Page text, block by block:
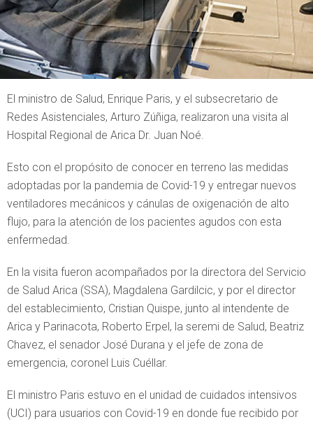
El ministro de Salud, Enrique Paris, y el subsecretario de
Redes Asistenciales, Arturo Zúñiga, realizaron una visita al
Hospital Regional de Arica Dr. Juan Noé.
Esto con el propósito de conocer en terreno las medidas
adoptadas por la pandemia de Covid-19 y entregar nuevos
ventiladores mecánicos y cánulas de oxigenación de alto
flujo, para la atención de los pacientes agudos con esta
enfermedad.
En la visita fueron acompañados por la directora del Servicio
de Salud Arica (SSA), Magdalena Gardilcic, y por el director
del establecimiento, Cristian Quispe, junto al intendente de
Arica y Parinacota, Roberto Erpel, la seremi de Salud, Beatriz
Chavez, el senador José Durana y el jefe de zona de
emergencia, coronel Luis Cuéllar.
El ministro Paris estuvo en el unidad de cuidados intensivos
(UCI) para usuarios con Covid-19 en donde fue recibido por